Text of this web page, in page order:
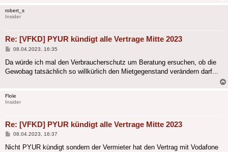
robert_s
Insider
Re: [VFKD] PYUR kündigt alle Vertrage Mitte 2023
Beitrag
08.04.2023, 16:35
Da würde ich mal den Verbraucherschutz um Beratung ersuchen, ob die
Gewobag tatsächlich so willkürlich den Mietgegenstand verändern darf...
Flole
Insider
Re: [VFKD] PYUR kündigt alle Vertrage Mitte 2023
Beitrag
08.04.2023, 16:37
Nicht PYUR kündigt sondern der Vermieter hat den Vertrag mit Vodafone